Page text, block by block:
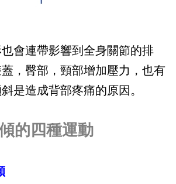
會連帶影響到全身關節的排
，臀部，頸部增加壓力，也有
是造成背部疼痛的原因。
的四種運動